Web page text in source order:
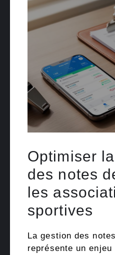
Optimiser
des notes
les
sportives
La gestion des
représente un